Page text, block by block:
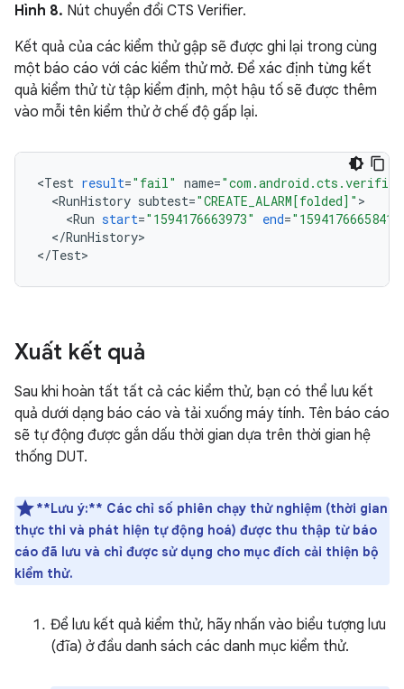
Hình 8. Nút chuyển đổi CTS Verifier.
Kết quả của các kiểm thử gập sẽ được ghi lại trong cùng
một báo cáo với các kiểm thử mở. Để xác định từng kết
quả kiểm thử từ tập kiểm định, một hậu tố sẽ được thêm
vào mỗi tên kiểm thử ở chế độ gấp lại.
<Test result="fail" name=
<RunHistory subtest="CREATE_ALARM[folded]"
<Run start="1594176663973" end="1594176665841"
</RunHistory>
</Test
Xuất kết quả
Sau khi hoàn tất tất cả các kiểm thử, bạn có thể lưu kết
quả dưới dạng báo cáo và tải xuống máy tính. Tên báo cáo
sẽ tự động được gắn dấu thời gian dựa trên thời gian hệ
thống DUT.
**Lưu ý:** Các chỉ số phiên chạy thử nghiệm (thời gian
thực thi và phát hiện tự động hoá) được thu thập từ báo
cáo đã lưu và chỉ được sử dụng cho mục đích cải thiện bộ
kiểm thử.
Để lưu kết quả kiểm thử, hãy nhấn vào biểu tượng lưu
(đĩa) ở đầu danh sách các danh mục kiểm thử.